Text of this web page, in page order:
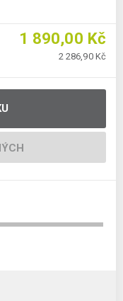
1 890,00 Kč
2 286,90 Kč